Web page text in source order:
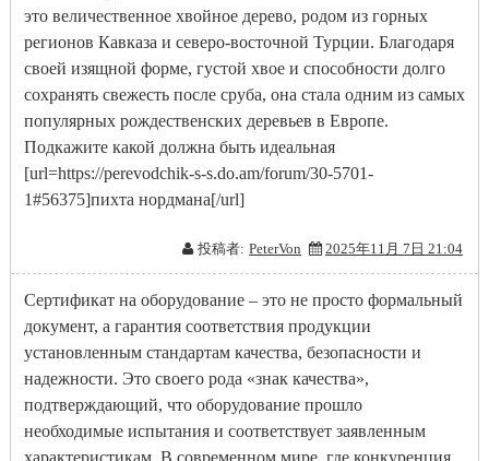
это величественное хвойное дерево, родом из горных
регионов Кавказа и северо-восточной Турции. Благодаря
своей изящной форме, густой хвое и способности долго
сохранять свежесть после сруба, она стала одним из самых
популярных рождественских деревьев в Европе.
Подкажите какой должна быть идеальная
[url=https://perevodchik-s-s.do.am/forum/30-5701-
1#56375]пихта нордмана[/url]
投稿者: PeterVon 2025年11月 7日 21:04
Сертификат на оборудование – это не просто формальный
документ, а гарантия соответствия продукции
установленным стандартам качества, безопасности и
надежности. Это своего рода «знак качества»,
подтверждающий, что оборудование прошло
необходимые испытания и соответствует заявленным
характеристикам. В современном мире, где конкуренция